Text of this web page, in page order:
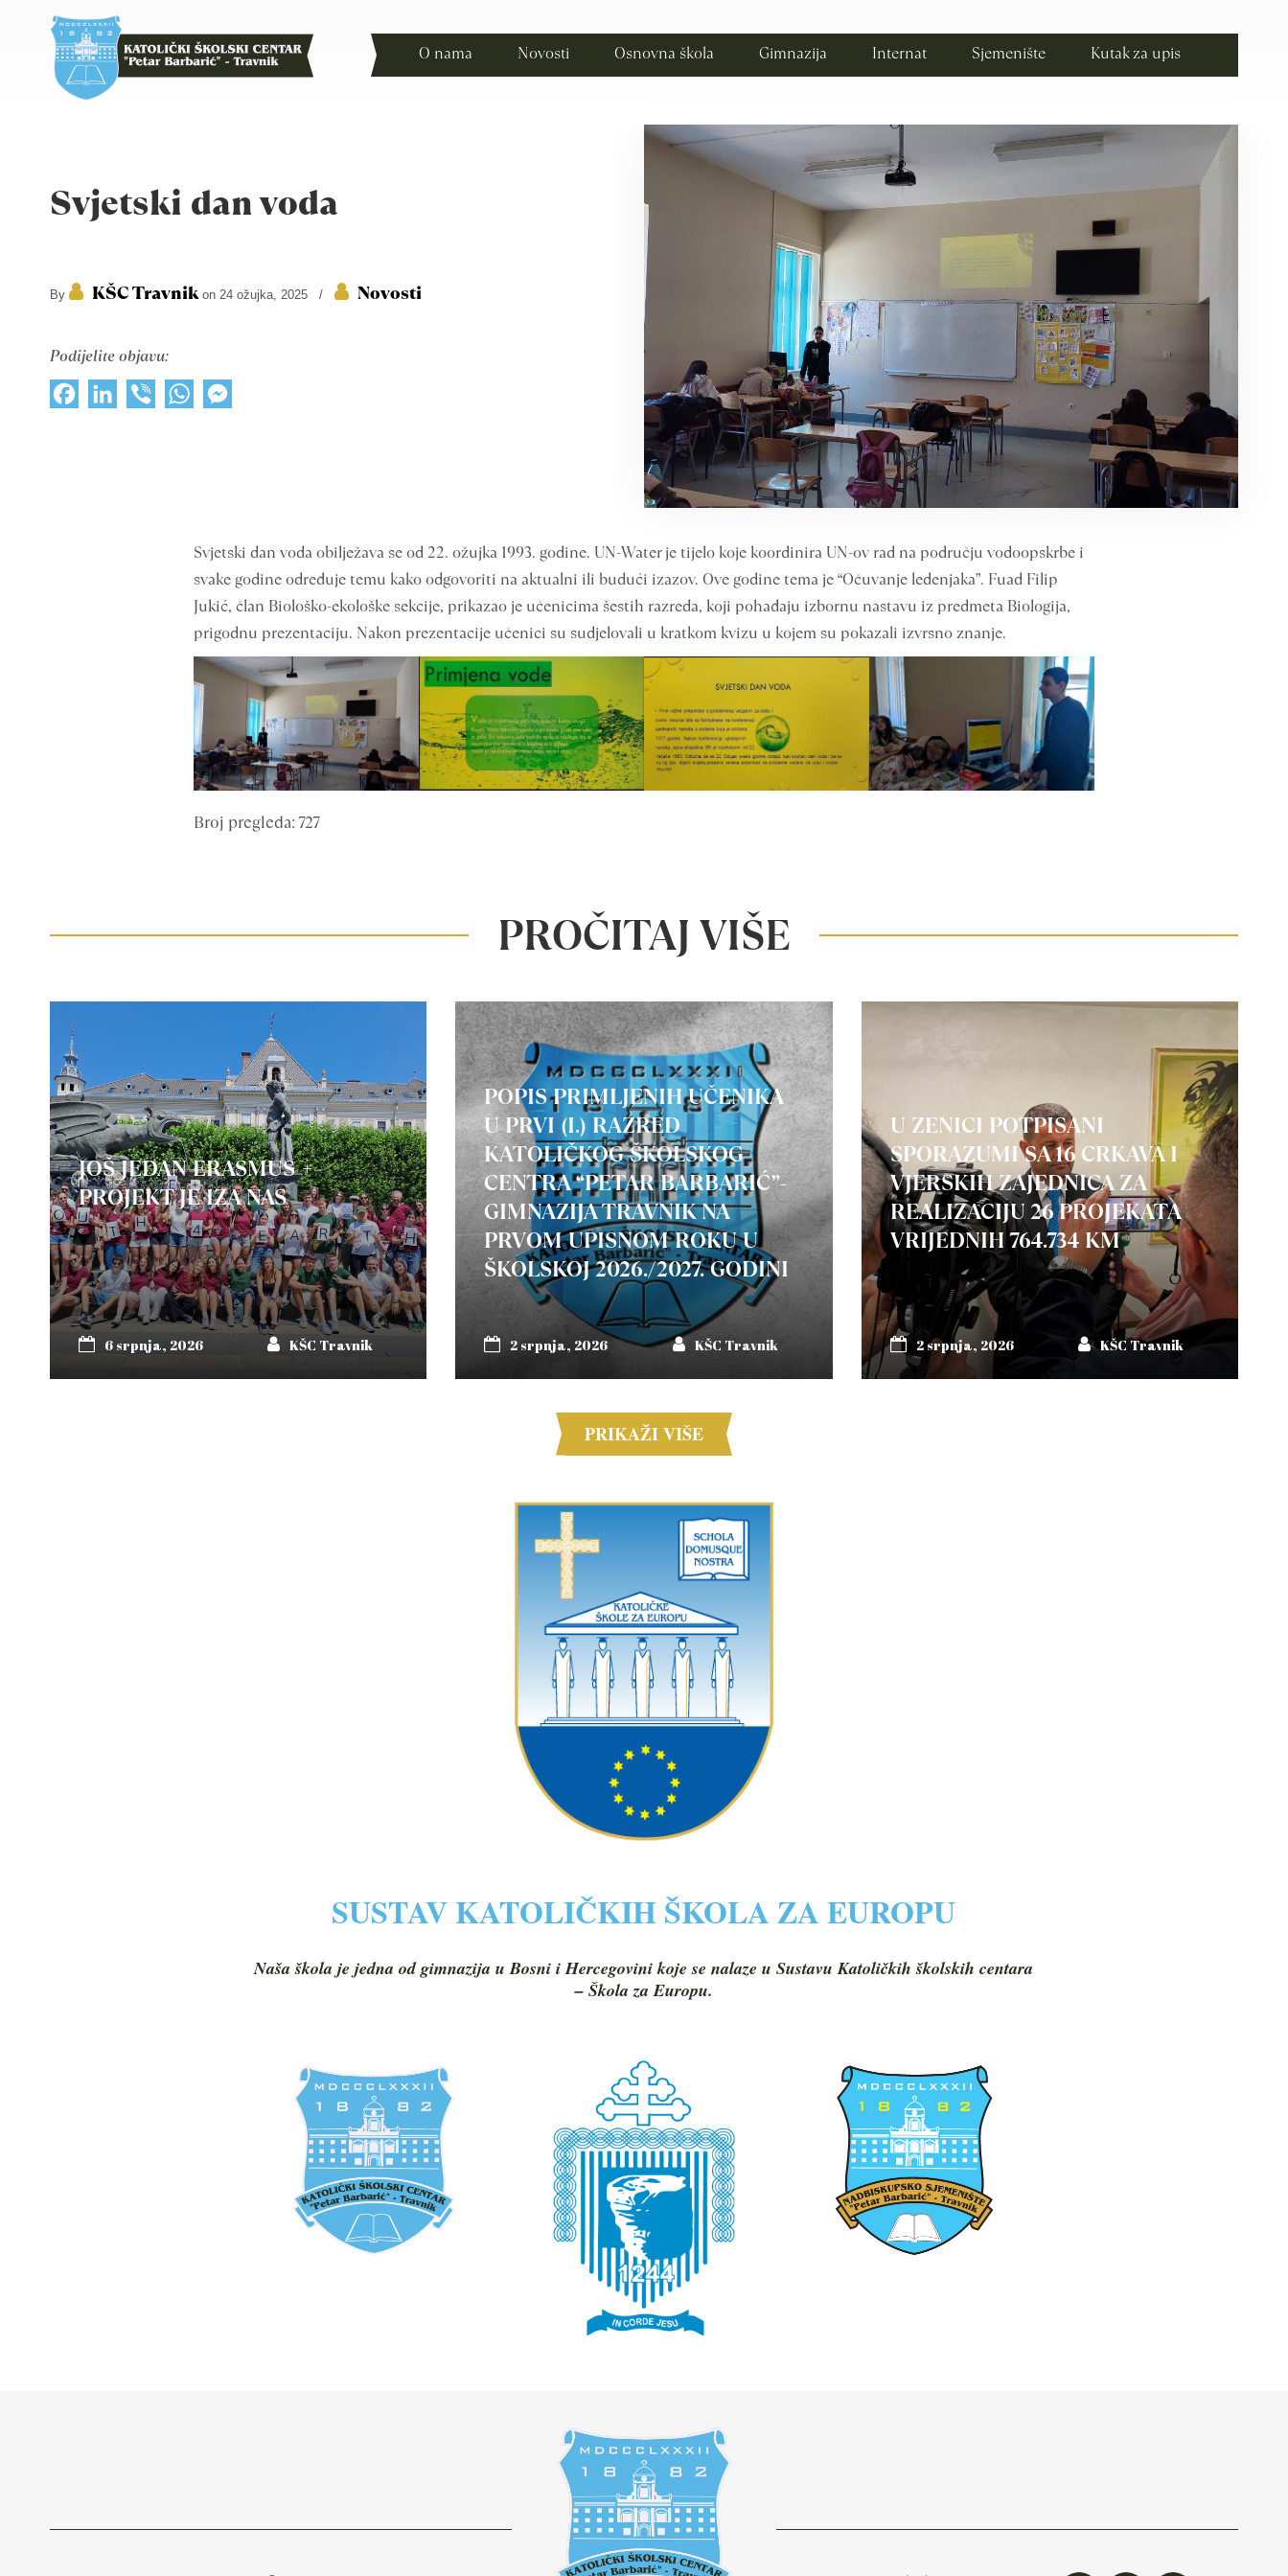
O nama Novosti Osnovna škola Gimnazija Internat Sjemenište Kutak za upis
Svjetski dan voda
By KŠC Travnikon 24 ožujka, 2025 / Novosti
Podijelite objavu:
FacebookLinkedInViber WhatsApp
Svjetski dan voda obilježava se od 22. ožujka 1993. godine. UN-Water je tijelo koje koordinira UN-ov rad na području vodoopskrbe i
svake godine određuje temu kako odgovoriti na aktualni ili budući izazov. Ove godine tema je “Očuvanje ledenjaka”. Fuad Filip
Jukić, član Biološko-ekološke sekcije, prikazao je učenicima šestih razreda, koji pohađaju izbornu nastavu iz predmeta Biologija,
prigodnu prezentaciju. Nakon prezentacije učenici su sudjelovali u kratkom kvizu u kojem su pokazali izvrsno znanje.
Broj pregleda: 727
PROČITAJ VIŠE
JOŠ JEDAN ERASMUS +
PROJEKT JE IZA NAS
6 srpnja, 2026 KŠC Travnik
POPIS PRIMLJENIH UČENIKA
U PRVI (I.) RAZRED
KATOLIČKOG ŠKOLSKOG
CENTRA “PETAR BARBARIĆ”-
GIMNAZIJA TRAVNIK NA
PRVOM UPISNOM ROKU U
ŠKOLSKOJ 2026./2027. GODINI
2 srpnja, 2026 KŠC Travnik
U ZENICI POTPISANI
SPORAZUMI SA 16 CRKAVA I
VJERSKIH ZAJEDNICA ZA
REALIZACIJU 26 PROJEKATA
VRIJEDNIH 764.734 KM
2 srpnja, 2026 KŠC Travnik
PRIKAŽI VIŠE
SUSTAV KATOLIČKIH ŠKOLA ZA EUROPU
Naša škola je jedna od gimnazija u Bosni i Hercegovini koje se nalaze u Sustavu Katoličkih školskih centara
– Škola za Europu.